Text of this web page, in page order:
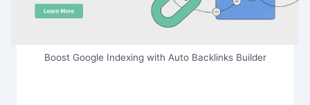
Boost Google Indexing with Auto Backlinks Builder